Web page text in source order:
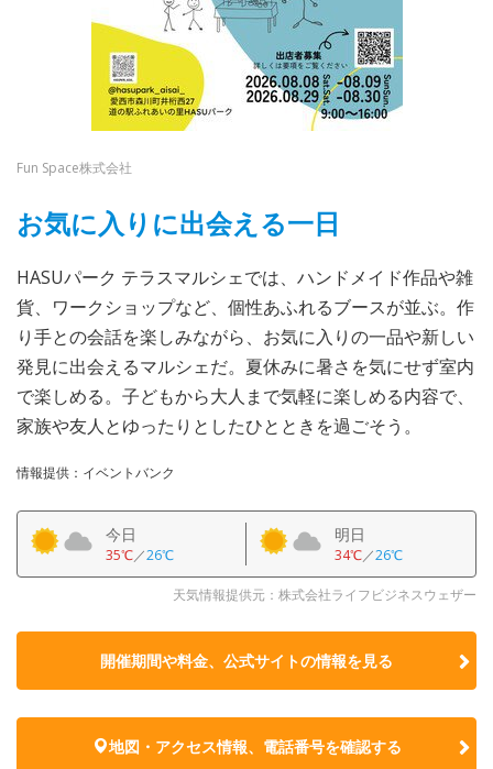
Fun Space株式会社
お気に入りに出会える一日
HASUパーク テラスマルシェでは、ハンドメイド作品や雑
貨、ワークショップなど、個性あふれるブースが並ぶ。作
り手との会話を楽しみながら、お気に入りの一品や新しい
発見に出会えるマルシェだ。夏休みに暑さを気にせず室内
で楽しめる。子どもから大人まで気軽に楽しめる内容で、
家族や友人とゆったりとしたひとときを過ごそう。
情報提供：イベントバンク
今日
35℃／26℃
明日
34℃／26℃
天気情報提供元：株式会社ライフビジネスウェザー
開催期間や料金、公式サイトの情報を見る
地図・アクセス情報、電話番号を確認する